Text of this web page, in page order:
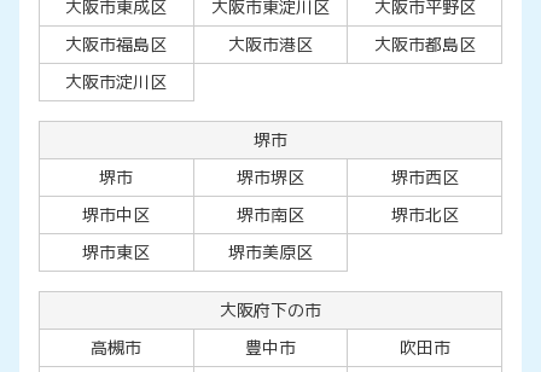
大阪市東成区
大阪市東淀川区
大阪市平野区
大阪市福島区
大阪市港区
大阪市都島区
大阪市淀川区
堺市
堺市
堺市堺区
堺市西区
堺市中区
堺市南区
堺市北区
堺市東区
堺市美原区
大阪府下の市
高槻市
豊中市
吹田市